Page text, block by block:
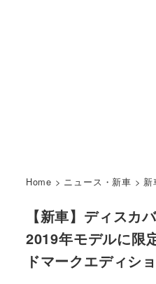
Home > ニュース・新車 > 新
【新車】ディスカ
2019年モデルに限
ドマークエディシ